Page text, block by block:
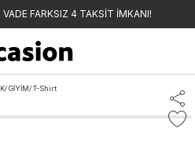
FARKSIZ 4 TAKSİT İMKANI!
/GİYİM/T-Shirt